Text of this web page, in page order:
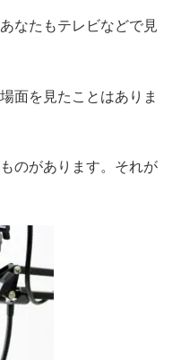
なたもテレビなどで見
面を見たことはありま
のがあります。それが